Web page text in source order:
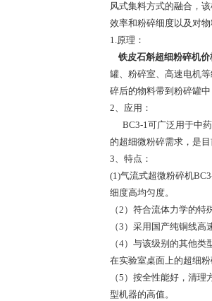
风式集料方式的融合，
效率和粉碎细度以及对
1.原理：
铁皮石斛超细粉碎机价
罐、粉碎室、高速电机
碎后的物料带到粉碎罐
2、应用：
BC3-1可广泛用于中
的超细微粉碎需求，是
3、特点：
(1)气流式超微粉碎机
细度高均匀度。
（2）符合流体力学的
（3）采用国产纯铜线
（4）与该级别的其他
在实验室桌面上的超细
（5）按全性能好，清
型机器的高值。